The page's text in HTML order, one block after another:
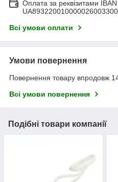
Оплата за реквізитами IBAN
Всі умови оплати
Умови повернення
Повернення товару впродовж
Всі умови повернення
Подібні товари компанії